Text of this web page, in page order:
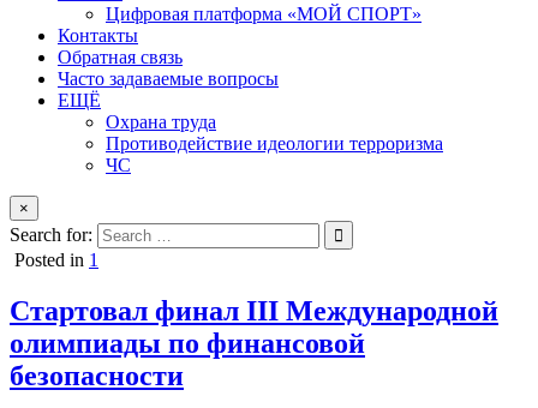
Цифровая платформа «МОЙ СПОРТ»
Контакты
Обратная связь
Часто задаваемые вопросы
ЕЩЁ
Охрана труда
Противодействие идеологии терроризма
ЧС
×
Search for:
Posted in 1
Стартовал финал III Международной
олимпиады по финансовой
безопасности